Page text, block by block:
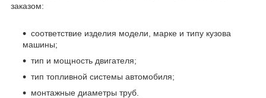
заказом:
соответствие изделия модели, марке и типу кузова
машины;
тип и мощность двигателя;
тип топливной системы автомобиля;
монтажные диаметры труб.